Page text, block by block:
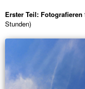
Erster Teil:
Stunden)